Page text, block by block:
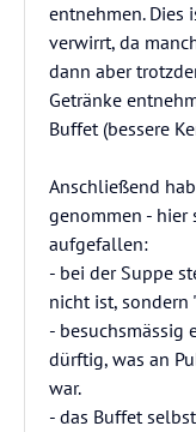
entnehmen. Dies
verwirrt, da
dann aber
Getränke
Buffet (bessere
Anschließend
genommen - hier
aufgefallen:
- bei der Suppe
nicht ist, sondern
- besuchsmässig
dürftig, was an
war.
- das Buffet